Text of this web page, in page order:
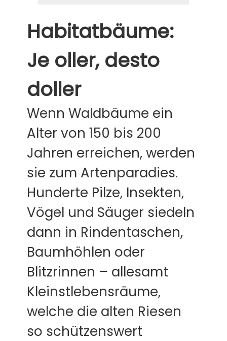
Habitatbäume:
Je oller, desto
doller
Wenn Waldbäume ein
Alter von 150 bis 200
Jahren erreichen, werden
sie zum Artenparadies.
Hunderte Pilze, Insekten,
Vögel und Säuger siedeln
dann in Rindentaschen,
Baumhöhlen oder
Blitzrinnen – allesamt
Kleinstlebensräume,
welche die alten Riesen
so schützenswert